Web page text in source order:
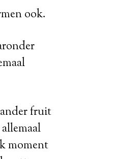
ook.
ander fruit
moment